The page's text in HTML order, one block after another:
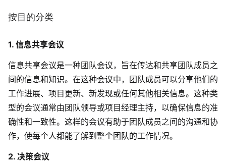
私有化部署
管理功能定制 · 专业部署方案
客户案例
用boardmix提升团队协作效率
按目的分类
1. 信息共享会议
信息共享会议是一种团队会议，旨在传达和共享团队成员之
间的信息和知识。在这种会议中，团队成员可以分享他们的
工作进展、项目更新、新发现或任何其他相关信息。这种类
型的会议通常由团队领导或项目经理主持，以确保信息的准
确性和一致性。这样的会议有助于团队成员之间的沟通和协
作，使每个人都能了解到整个团队的工作情况。
2. 决策会议